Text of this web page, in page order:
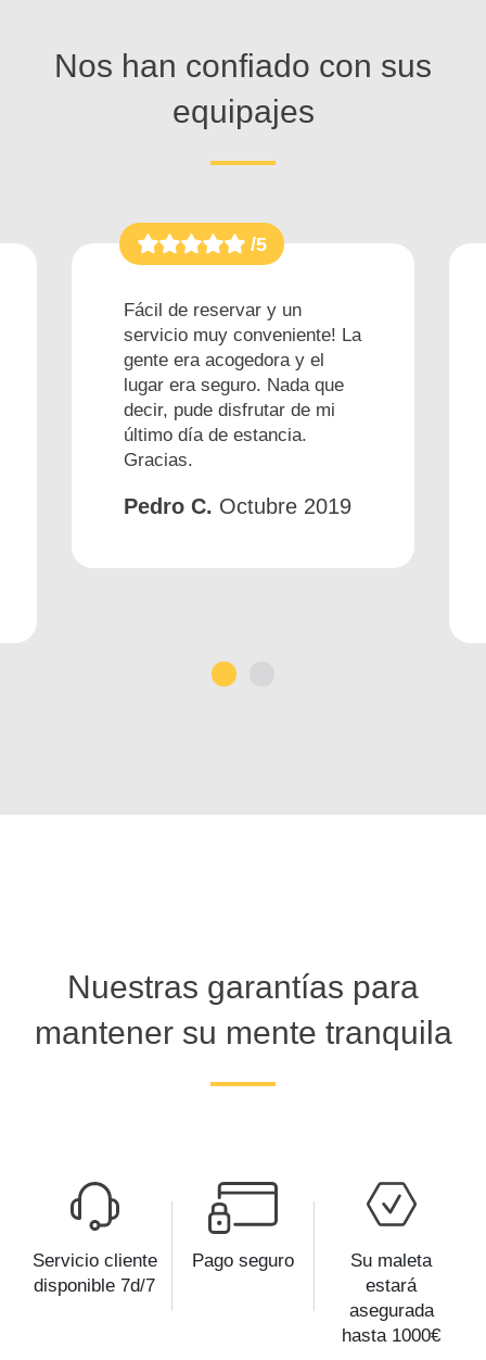
Nos han confiado con sus
equipajes
/5
Fácil de reservar y un
servicio muy conveniente! La
gente era acogedora y el
lugar era seguro. Nada que
decir, pude disfrutar de mi
último día de estancia.
Gracias.
Pedro C. Octubre 2019
Nuestras garantías para
mantener su mente tranquila
Servicio cliente
disponible 7d/7
Pago seguro
Su maleta
estará
asegurada
hasta 1000€